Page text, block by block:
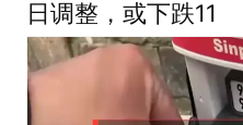
日调整，或下跌11